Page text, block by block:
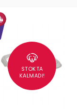
STOKTA
KALMADI!